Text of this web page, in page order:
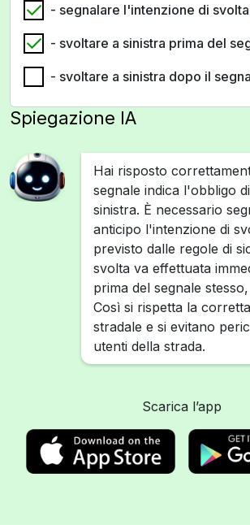
- segnalare l'intenzione di
- svoltare a sinistra prima del
- svoltare a sinistra dopo il
Spiegazione IA
Hai risposto
segnale indica l'obbligo
sinistra. È necessario
anticipo l'intenzione di
previsto dalle regole di
svolta va effettuata
prima del segnale
Così si rispetta la
stradale e si evitano
utenti della strada.
Scarica l’app